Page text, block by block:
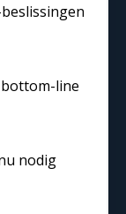
line
nodig